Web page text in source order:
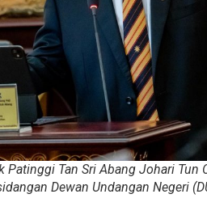
Patinggi Tan Sri Abang Johari Tun
Dewan Undangan Negeri